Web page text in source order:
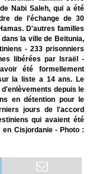
Nabi Saleh, qui a été
de l'échange de 30
D'autres familles
la ville de Beitunia,
- 233 prisonniers
libérées par Israël -
été formellement
la liste a 14 ans. Le
depuis le
en détention pour le
jours de l'accord
qui avaient été
Cisjordanie - Photo :